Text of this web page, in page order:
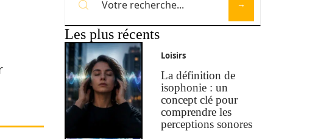
Les plus récents
Loisirs
La définition de
isophonie : un
concept clé pour
comprendre les
perceptions sonores